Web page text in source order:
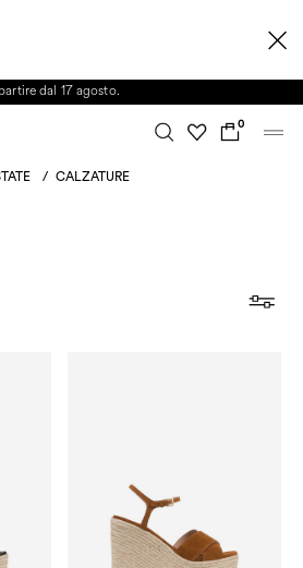
Dall'8 al 16 agosto il Servizio Clienti non sarà
partire dal 17 agosto.
0
/ CALZATURE